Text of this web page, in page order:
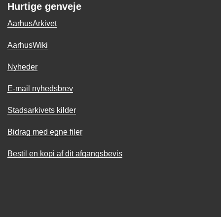
Hurtige genveje
AarhusArkivet
AarhusWiki
Nyheder
E-mail nyhedsbrev
Stadsarkivets kilder
Bidrag med egne filer
Bestil en kopi af dit afgangsbevis